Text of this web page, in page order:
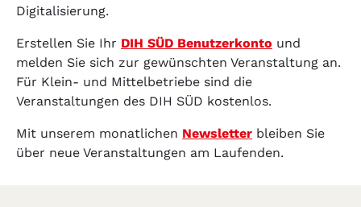
Digitalisierung.
Erstellen Sie Ihr DIH SÜD Benutzerkonto und
melden Sie sich zur gewünschten Veranstaltung an.
Für Klein- und Mittelbetriebe sind die
Veranstaltungen des DIH SÜD kostenlos.
Mit unserem monatlichen Newsletter bleiben Sie
über neue Veranstaltungen am Laufenden.